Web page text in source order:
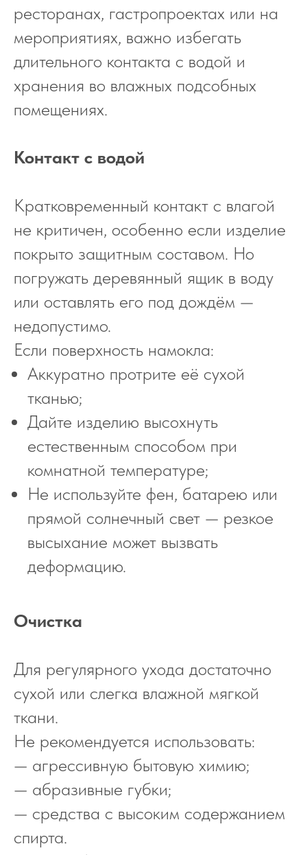
ресторанах, гастропроектах или на
мероприятиях, важно избегать
длительного контакта с водой и
хранения во влажных подсобных
помещениях.
Контакт с водой
Кратковременный контакт с влагой
не критичен, особенно если изделие
покрыто защитным составом. Но
погружать деревянный ящик в воду
или оставлять его под дождём —
недопустимо.
Если поверхность намокла:
Аккуратно протрите её сухой
тканью;
Дайте изделию высохнуть
естественным способом при
комнатной температуре;
Не используйте фен, батарею или
прямой солнечный свет — резкое
высыхание может вызвать
деформацию.
Очистка
Для регулярного ухода достаточно
сухой или слегка влажной мягкой
ткани.
Не рекомендуется использовать:
— агрессивную бытовую химию;
— абразивные губки;
— средства с высоким содержанием
спирта.